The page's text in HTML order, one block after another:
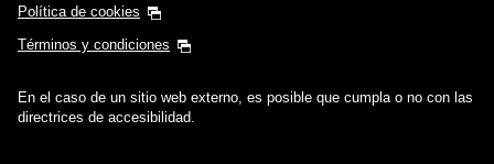
Política de cookies
Términos y condiciones
En el caso de un sitio web externo, es posible que cumpla o no con las
directrices de accesibilidad.